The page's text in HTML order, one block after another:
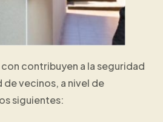
contribuyen a la seguridad
vecinos, a nivel de
siguientes: